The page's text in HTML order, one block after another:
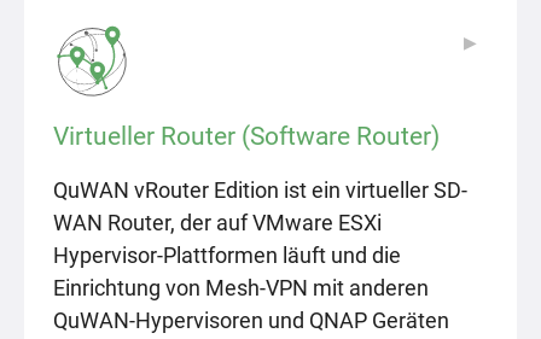
Virtueller Router (Software Router)
QuWAN vRouter Edition ist ein virtueller SD-
WAN Router, der auf VMware ESXi
Hypervisor-Plattformen läuft und die
Einrichtung von Mesh-VPN mit anderen
QuWAN-Hypervisoren und QNAP Geräten
▶